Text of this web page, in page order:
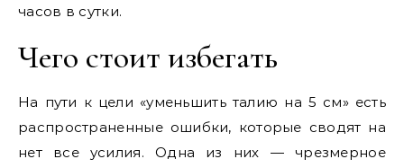
часов в сутки.
Чего стоит избегать
На пути к цели «уменьшить талию на 5 см» есть
распространенные ошибки, которые сводят на
нет все усилия. Одна из них — чрезмерное